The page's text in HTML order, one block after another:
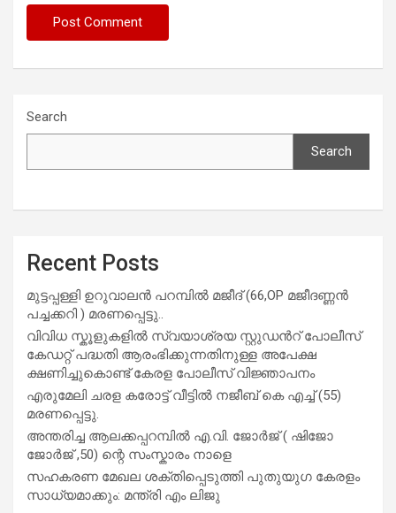
Search
Search
Recent Posts
മുട്ടപ്പള്ളി ഉറുവാലൻ പറമ്പിൽ മജീദ് (66,OP മജീദണ്ണൻ
പച്ചക്കറി ) മരണപ്പെട്ടു..
വിവിധ സ്കൂളുകളില്‍ സ്വയാശ്രയ സ്റ്റുഡന്‍റ് പോലീസ്
കേഡറ്റ് പദ്ധതി ആരംഭിക്കുന്നതിനുള്ള അപേക്ഷ
ക്ഷണിച്ചുകൊണ്ട് കേരള പോലീസ് വിജ്ഞാപനം
എരുമേലി ചരള കരോട്ട് വീട്ടിൽ നജീബ് കെ എച്ച് (55)
മരണപ്പെട്ടു.
അന്തരിച്ച ആ​ല​ക്ക​പ്പ​റമ്പിൽ​ എ.​വി. ജോ​ർ​ജ് ( ഷിജോ
ജോർജ് ,50) ന്റെ സംസ്കാരം നാളെ
സഹകരണ മേഖല ശക്തിപ്പെടുത്തി പുതുയുഗ കേരളം
സാധ്യമാക്കും: മന്ത്രി എം ലിജു